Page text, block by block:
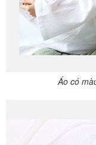
Áo có